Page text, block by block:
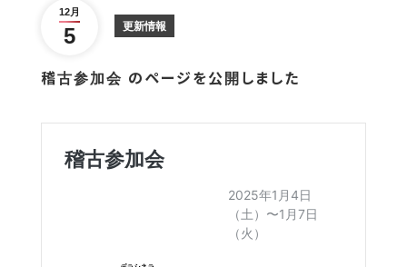
12月
5 更新情報
稽古参加会 のページを公開しました